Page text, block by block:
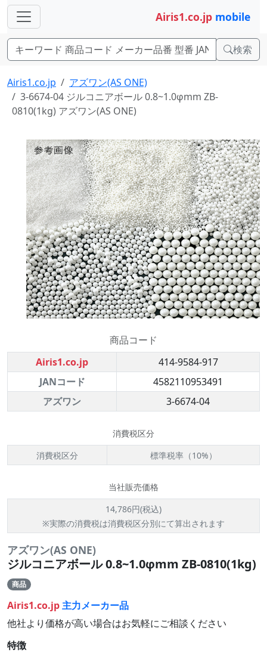
Airis1.co.jp mobile
検索
Airis1.co.jp
アズワン(AS ONE)
3-6674-04 ジルコニアボール 0.8~1.0φmm ZB-
0810(1kg) アズワン(AS ONE)
商品コード
Airis1.co.jp
414-9584-917
JANコード
4582110953491
アズワン
3-6674-04
消費税区分
消費税区分
標準税率（10%）
当社販売価格
14,786円(税込)
※実際の消費税は消費税区分別にて算出されます
アズワン(AS ONE)
ジルコニアボール 0.8~1.0φmm ZB-0810(1kg)
商品
Airis1.co.jp主力メーカー品
他社より価格が高い場合はお気軽にご相談ください
特徴